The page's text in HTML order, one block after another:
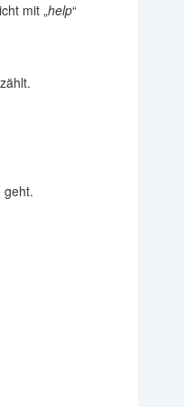
mit „help“
geht.